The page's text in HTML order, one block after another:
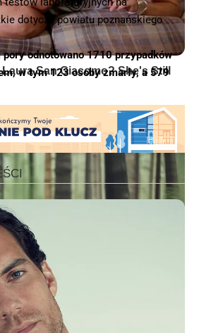
dotyczą powiatu poznańskiego
odnotowano 1710 przypadków
w tym 123 osoby zmarły, a 579